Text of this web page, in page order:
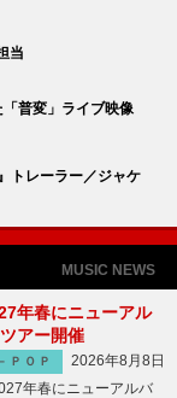
当
普変」ライブ映像
トレーラー／ジャケ
MUSIC NEWS
年春にニューアル
アー開催
ＰＯＰ
2026年8月8日
年春にニューアルバ